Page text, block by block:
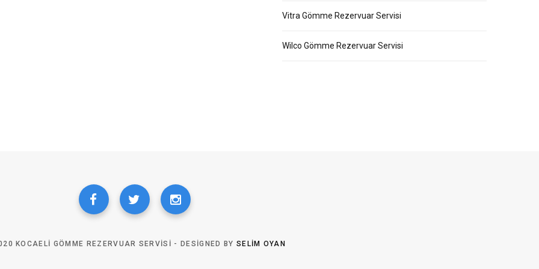
Vitra Gömme Rezervuar Servisi
Wilco Gömme Rezervuar Servisi
KOCAELI GÖMME REZERVUAR SERVISI - DESIGNED BY SELIM OYAN